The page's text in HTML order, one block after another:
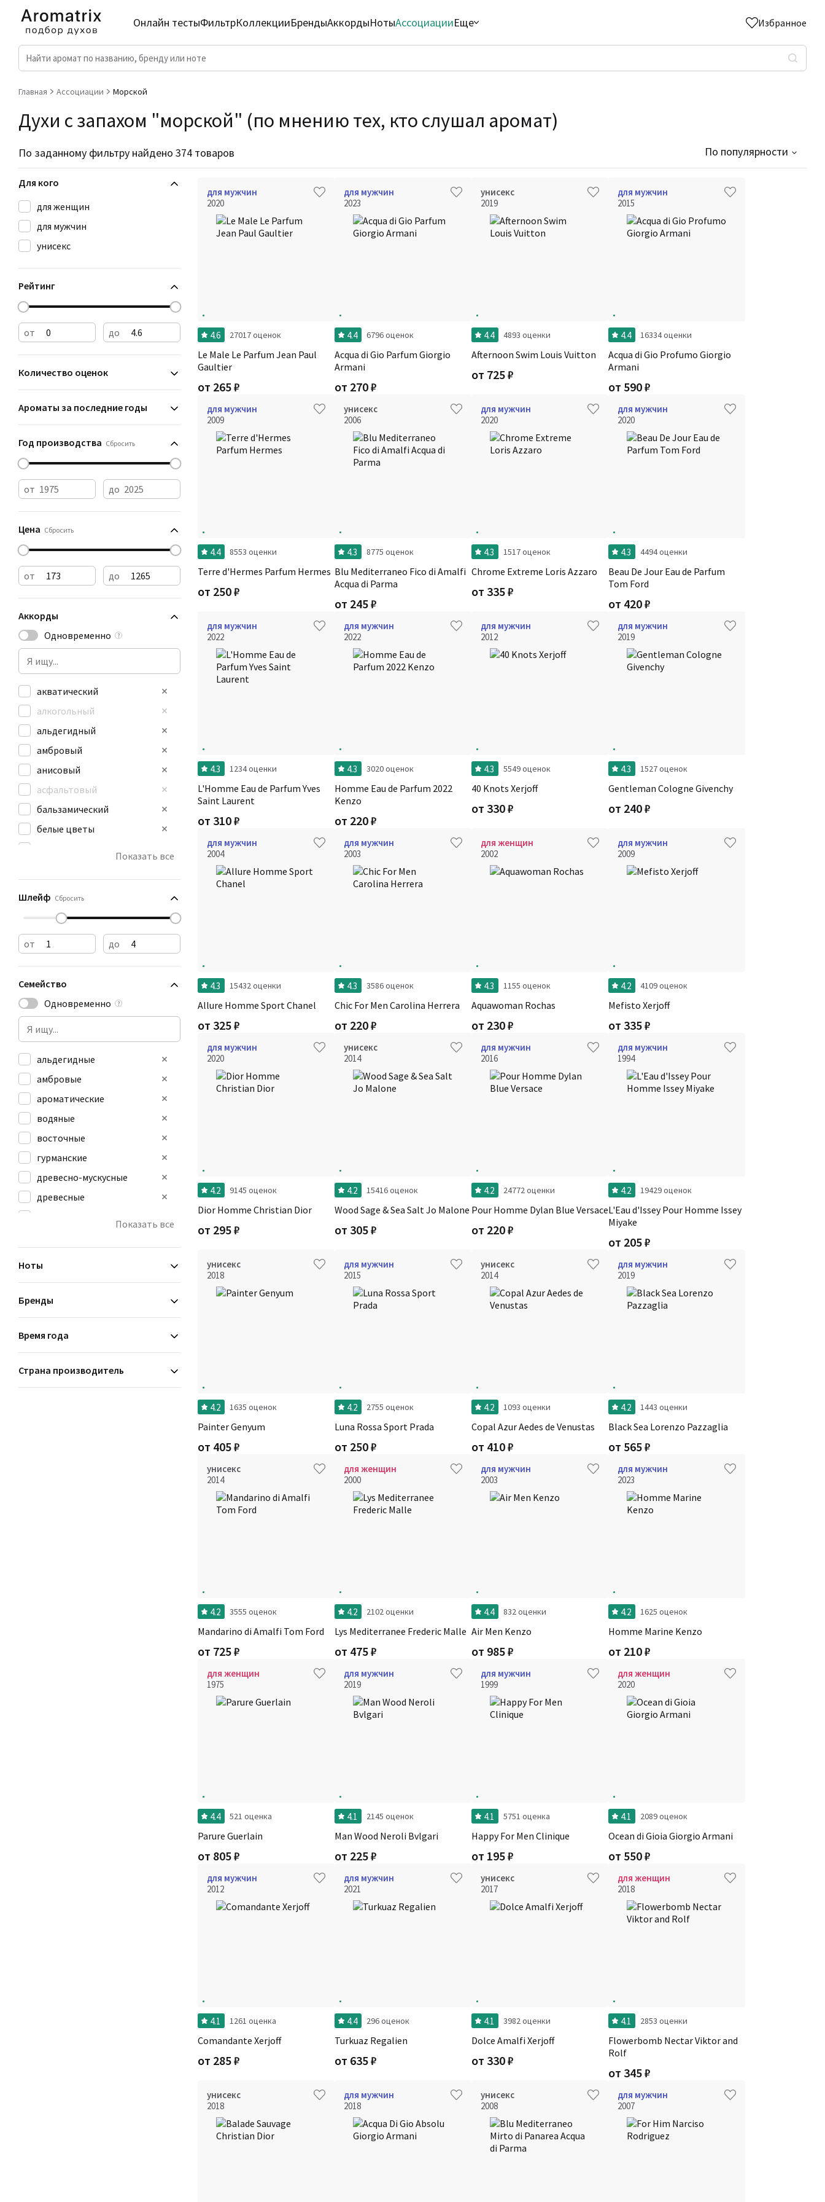
Онлайн тестыФильтрКоллекцииБрендыАккордыНотыАссоциацииЕще Избранное
Главная Ассоциации Морской
Духи с запахом "морской" (по мнению тех, кто слушал аромат)
По заданному фильтру найдено 374 товаров По популярности
Для кого
для женщин
для мужчин
унисекс
Рейтинг
от до
Количество оценок
Ароматы за последние годы
Год производства Сбросить
от до
Цена Сбросить
от до
Аккорды
Одновременно
?
акватический
алкогольный
альдегидный
амбровый
анисовый
асфальтовый
бальзамический
белые цветы
Показать все
Шлейф Сбросить
от до
Семейство
Одновременно
?
альдегидные
амбровые
ароматические
водяные
восточные
гурманские
древесно-мускусные
древесные
Показать все
Ноты
Бренды
Время года
Страна производитель
для мужчин
2020
4.6 27017 оценок
Le Male Le Parfum Jean Paul
Gaultier
от 265₽
для мужчин
2023
4.4 6796 оценок
Acqua di Gio Parfum Giorgio
Armani
от 270₽
унисекс
2019
4.4 4893 оценки
Afternoon Swim Louis Vuitton
от 725₽
для мужчин
2015
4.4 16334 оценки
Acqua di Gio Profumo Giorgio
Armani
от 590₽
для мужчин
2009
4.4 8553 оценки
Terre d'Hermes Parfum Hermes
от 250₽
унисекс
2006
4.3 8775 оценок
Blu Mediterraneo Fico di Amalfi
Acqua di Parma
от 245₽
для мужчин
2020
4.3 1517 оценок
Chrome Extreme Loris Azzaro
от 335₽
для мужчин
2020
4.3 4494 оценки
Beau De Jour Eau de Parfum
Tom Ford
от 420₽
для мужчин
2022
4.3 1234 оценки
L'Homme Eau de Parfum Yves
Saint Laurent
от 310₽
для мужчин
2022
4.3 3020 оценок
Homme Eau de Parfum 2022
Kenzo
от 220₽
для мужчин
2012
4.3 5549 оценок
40 Knots Xerjoff
от 330₽
для мужчин
2019
4.3 1527 оценок
Gentleman Cologne Givenchy
от 240₽
для мужчин
2004
4.3 15432 оценки
Allure Homme Sport Chanel
от 325₽
для мужчин
2003
4.3 3586 оценок
Chic For Men Carolina Herrera
от 220₽
для женщин
2002
4.3 1155 оценок
Aquawoman Rochas
от 230₽
для мужчин
2009
4.2 4109 оценок
Mefisto Xerjoff
от 335₽
для мужчин
2020
4.2 9145 оценок
Dior Homme Christian Dior
от 295₽
унисекс
2014
4.2 15416 оценок
Wood Sage & Sea Salt Jo Malone
от 305₽
для мужчин
2016
4.2 24772 оценки
Pour Homme Dylan Blue Versace
от 220₽
для мужчин
1994
4.2 19429 оценок
L'Eau d'Issey Pour Homme Issey
Miyake
от 205₽
унисекс
2018
4.2 1635 оценок
Painter Genyum
от 405₽
для мужчин
2015
4.2 2755 оценок
Luna Rossa Sport Prada
от 250₽
унисекс
2014
4.2 1093 оценки
Copal Azur Aedes de Venustas
от 410₽
для мужчин
2019
4.2 1443 оценки
Black Sea Lorenzo Pazzaglia
от 565₽
унисекс
2014
4.2 3555 оценок
Mandarino di Amalfi Tom Ford
от 725₽
для женщин
2000
4.2 2102 оценки
Lys Mediterranee Frederic Malle
от 475₽
для мужчин
2003
4.4 832 оценки
Air Men Kenzo
от 985₽
для мужчин
2023
4.2 1625 оценок
Homme Marine Kenzo
от 210₽
для женщин
1975
4.4 521 оценка
Parure Guerlain
от 805₽
для мужчин
2019
4.1 2145 оценок
Man Wood Neroli Bvlgari
от 225₽
для мужчин
1999
4.1 5751 оценка
Happy For Men Clinique
от 195₽
для женщин
2020
4.1 2089 оценок
Ocean di Gioia Giorgio Armani
от 550₽
для мужчин
2012
4.1 1261 оценка
Comandante Xerjoff
от 285₽
для мужчин
2021
4.4 296 оценок
Turkuaz Regalien
от 635₽
унисекс
2017
4.1 3982 оценки
Dolce Amalfi Xerjoff
от 330₽
для женщин
2018
4.1 2853 оценки
Flowerbomb Nectar Viktor and
Rolf
от 345₽
унисекс
2018
для мужчин
2018
унисекс
2008
для мужчин
2007